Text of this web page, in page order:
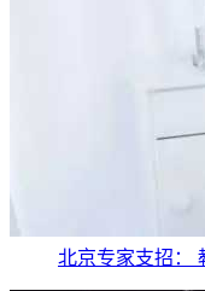
北京专家支招：